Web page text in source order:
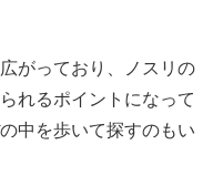
がっており、ノスリの
れるポイントになって
中を歩いて探すのもい